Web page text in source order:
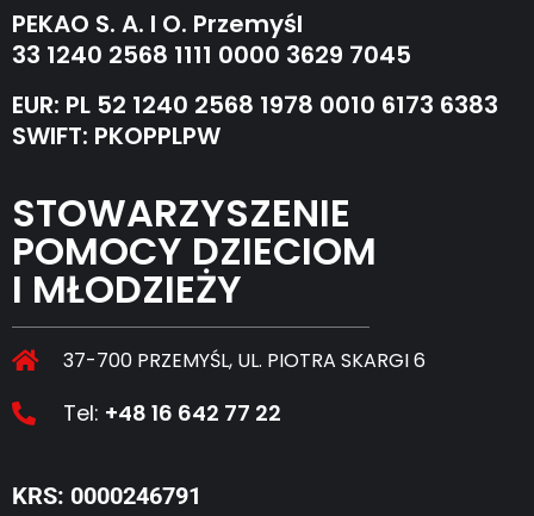
PEKAO S. A. I O. Przemyśl
33 1240 2568 1111 0000 3629 7045
EUR: PL 52 1240 2568 1978 0010 6173 6383
SWIFT: PKOPPLPW
STOWARZYSZENIE
POMOCY DZIECIOM
I MŁODZIEŻY
37-700 PRZEMYŚL, UL. PIOTRA SKARGI 6
Tel: +48 16 642 77 22
KRS: 0000246791